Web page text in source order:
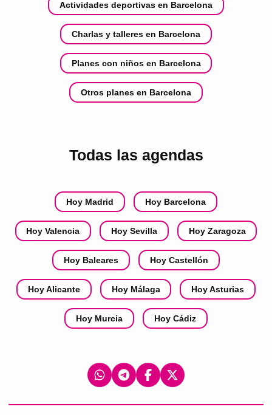
Actividades deportivas en Barcelona
Charlas y talleres en Barcelona
Planes con niños en Barcelona
Otros planes en Barcelona
Todas las agendas
Hoy Madrid Hoy Barcelona
Hoy Valencia Hoy Sevilla Hoy Zaragoza
Hoy Baleares Hoy Castellón
Hoy Alicante Hoy Málaga Hoy Asturias
Hoy Murcia Hoy Cádiz